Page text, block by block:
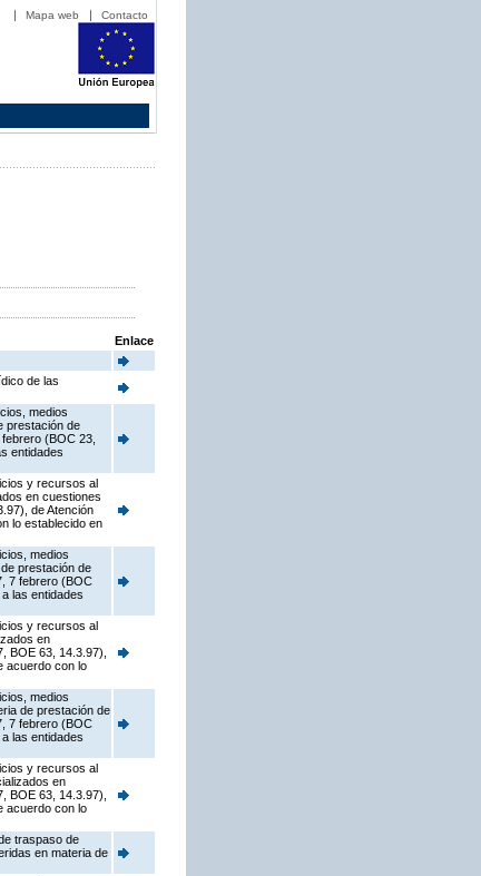
Mapa web Contacto
Enlace
de las
medios
prestación de
(BOC 23,
entidades
y recursos al
en cuestiones
de Atención
lo establecido en
medios
prestación de
7 febrero (BOC
las entidades
y recursos al
en
BOE 63, 14.3.97),
acuerdo con lo
medios
de prestación de
7 febrero (BOC
las entidades
y recursos al
en
BOE 63, 14.3.97),
acuerdo con lo
traspaso de
en materia de